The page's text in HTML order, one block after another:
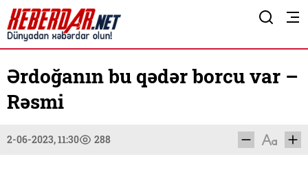
Ərdoğanın bu qədər borcu var –
Rəsmi
2-06-2023, 11:30 288